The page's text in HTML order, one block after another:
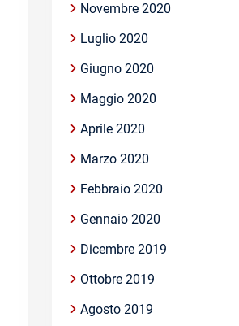
Novembre 2020
Luglio 2020
Giugno 2020
Maggio 2020
Aprile 2020
Marzo 2020
Febbraio 2020
Gennaio 2020
Dicembre 2019
Ottobre 2019
Agosto 2019